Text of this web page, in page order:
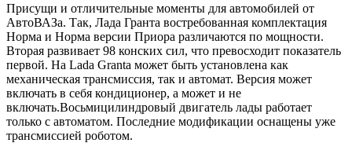
Присущи и отличительные моменты для автомобилей от
АвтоВАЗа. Так, Лада Гранта востребованная комплектация
Норма и Норма версии Приора различаются по мощности.
Вторая развивает 98 конских сил, что превосходит показатель
первой. На Lada Granta может быть установлена как
механическая трансмиссия, так и автомат. Версия может
включать в себя кондиционер, а может и не
включать.Восьмицилиндровый двигатель лады работает
только с автоматом. Последние модификации оснащены уже
трансмиссией роботом.